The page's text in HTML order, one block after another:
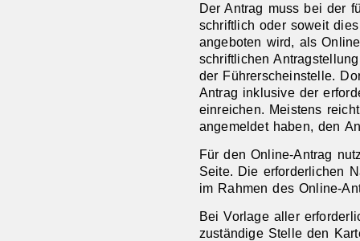
Der Antrag muss bei der
schriftlich oder soweit
angeboten wird, als
schriftlichen
der Führerscheinstelle.
Antrag inklusive der
einreichen. Meistens
angemeldet haben, den
Für den Online-Antrag
Seite. Die erforderlichen
im Rahmen des Online-
Bei Vorlage aller
zuständige Stelle den